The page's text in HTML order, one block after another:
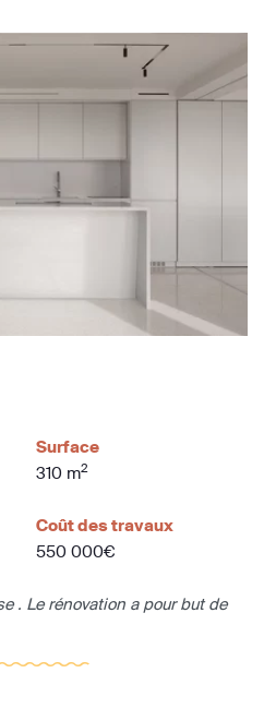
Surface
310 m2
Coût des travaux
550 000€
. Le rénovation a pour but de